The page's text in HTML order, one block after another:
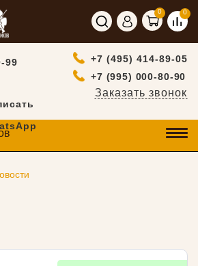
0 0
99
+7 (495) 414-89-05
+7 (995) 000-80-90
Заказать звонок